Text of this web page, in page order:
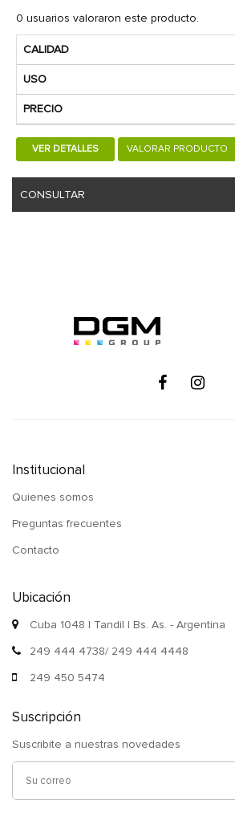
0 usuarios valoraron este producto.
CALIDAD
USO
PRECIO
VER DETALLES VALORAR PRODUCTO
CONSULTAR
Institucional
Quienes somos
Preguntas frecuentes
Contacto
Ubicación
Cuba 1048 | Tandil | Bs. As. - Argentina
249 444 4738/ 249 444 4448
249 450 5474
Suscripción
Suscribite a nuestras novedades